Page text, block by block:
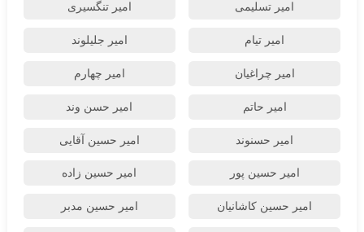
امیر تسلیمی امیر تنگسیری
امیر تیام امیر جلیلوند
امیر چراغیان امیر چهارم
امیر حاتم امیر حسن وند
امیر حسنوند امیر حسین آقایی
امیر حسین پور امیر حسین زاده
امیر حسین کاشانیان امیر حسین مدبر